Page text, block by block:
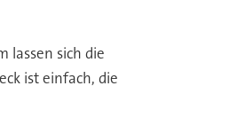
lassen sich die
ist einfach, die